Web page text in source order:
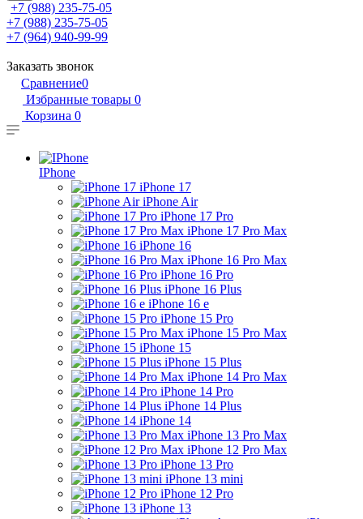
+7 (988) 235-75-05
+7 (988) 235-75-05
+7 (964) 940-99-99
Заказать звонок
Сравнение0
Избранные товары 0
Корзина 0
IPhone
iPhone 17
iPhone Air
iPhone 17 Pro
iPhone 17 Pro Max
iPhone 16
iPhone 16 Pro Max
iPhone 16 Pro
iPhone 16 Plus
iPhone 16 e
iPhone 15 Pro
iPhone 15 Pro Max
iPhone 15
iPhone 15 Plus
iPhone 14 Pro Max
iPhone 14 Pro
iPhone 14 Plus
iPhone 14
iPhone 13 Pro Max
iPhone 12 Pro Max
iPhone 13 Pro
iPhone 13 mini
iPhone 12 Pro
iPhone 13